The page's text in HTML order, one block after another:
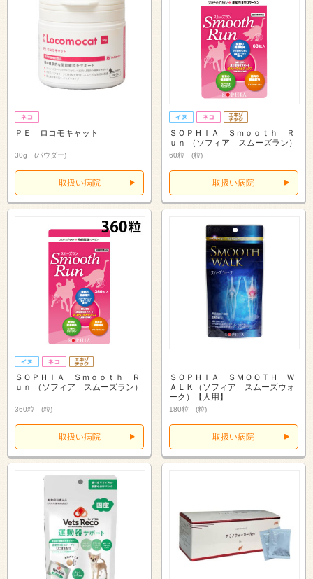
ＰＥ ロコモキャット
30g (パウダー)
取扱い病院
ＳＯＰＨＩＡ Ｓｍｏｏｔｈ Ｒ
ｕｎ （ソフィア スムーズラン）
60粒 (粒)
取扱い病院
ＳＯＰＨＩＡ Ｓｍｏｏｔｈ Ｒ
ｕｎ （ソフィア スムーズラン）
360粒 (粒)
取扱い病院
ＳＯＰＨＩＡ ＳＭＯＯＴＨ Ｗ
ＡＬＫ（ソフィア スムーズウォ
ーク）【人用】
180粒 (粒)
取扱い病院